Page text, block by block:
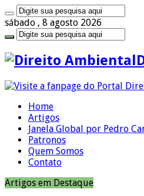
sábado , 8 agosto 2026
Home
Artigos
Janela Global por Pedro
Patronos
Quem Somos
Contato
Artigos em Destaque